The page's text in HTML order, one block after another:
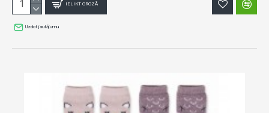
IELIKT GROZĀ
Uzdot jautājumu